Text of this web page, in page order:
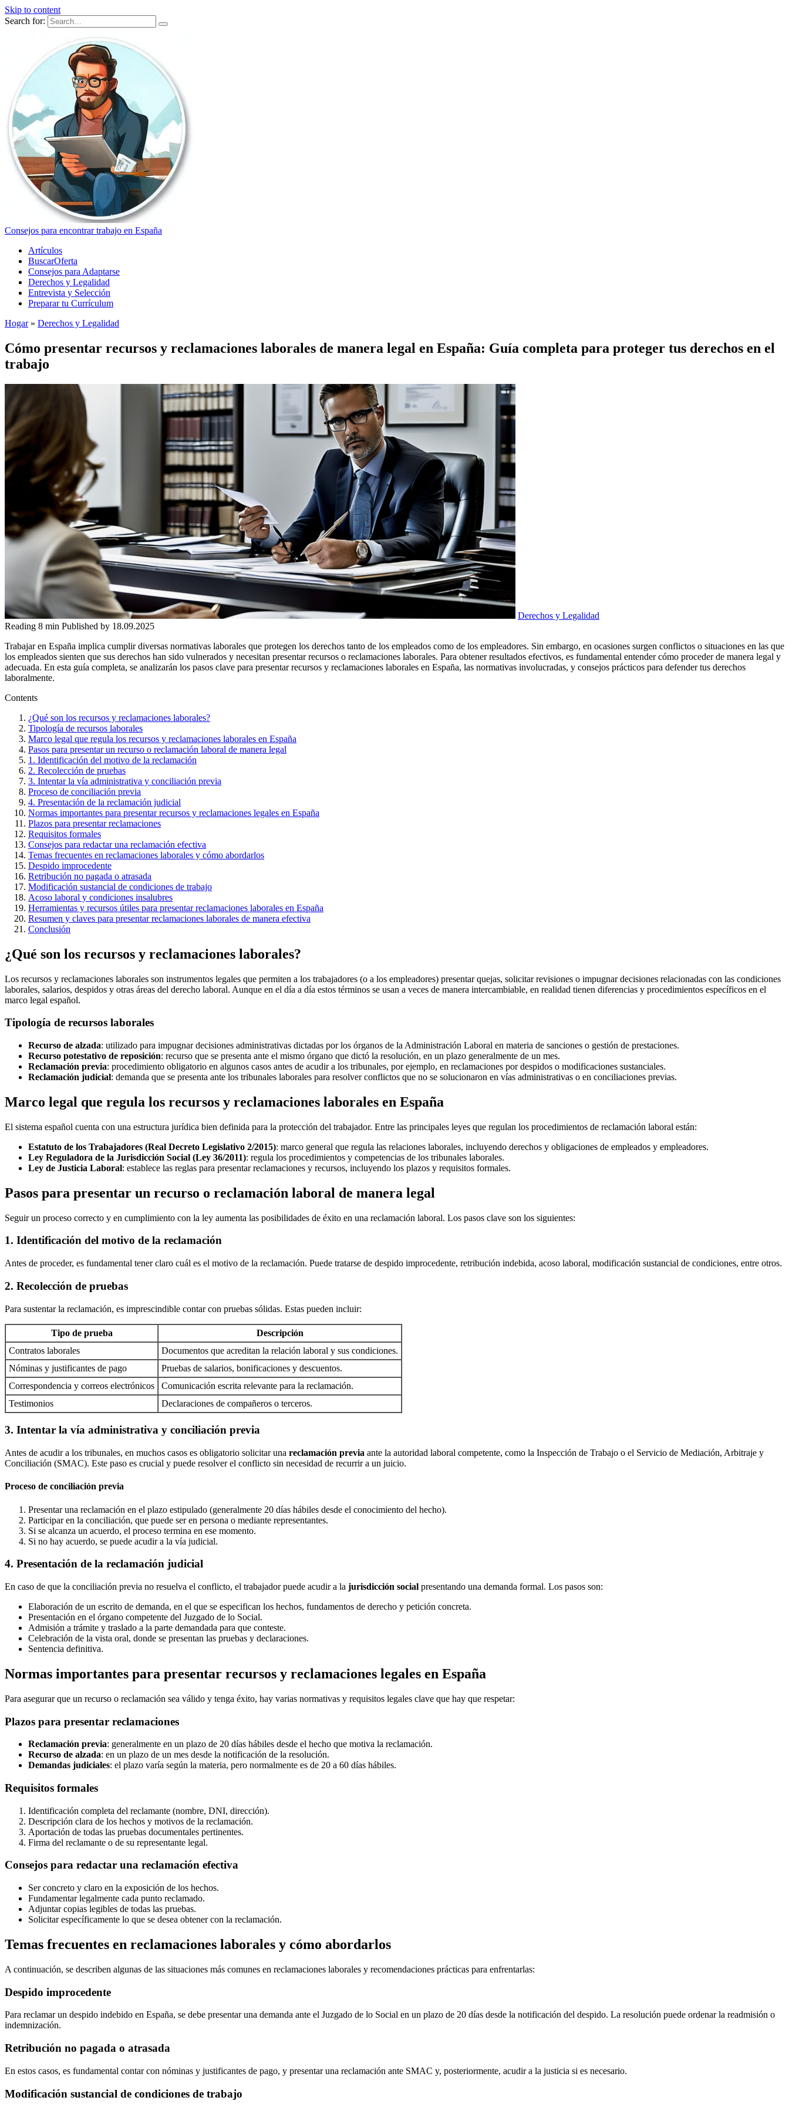
Skip to content
Search for:
Consejos para encontrar trabajo en España
Artículos
BuscarOferta
Consejos para Adaptarse
Derechos y Legalidad
Entrevista y Selección
Preparar tu Currículum
Hogar» Derechos y Legalidad
Cómo presentar recursos y reclamaciones laborales de manera legal en España: Guía completa para proteger tus derechos en el
trabajo
Derechos y Legalidad
Reading 8 min Published by 18.09.2025
Trabajar en España implica cumplir diversas normativas laborales que protegen los derechos tanto de los empleados como de los empleadores. Sin embargo, en ocasiones surgen conflictos o situaciones en las que
los empleados sienten que sus derechos han sido vulnerados y necesitan presentar recursos o reclamaciones laborales. Para obtener resultados efectivos, es fundamental entender cómo proceder de manera legal y
adecuada. En esta guía completa, se analizarán los pasos clave para presentar recursos y reclamaciones laborales en España, las normativas involucradas, y consejos prácticos para defender tus derechos
laboralmente.
Contents
¿Qué son los recursos y reclamaciones laborales?
Tipología de recursos laborales
Marco legal que regula los recursos y reclamaciones laborales en España
Pasos para presentar un recurso o reclamación laboral de manera legal
1. Identificación del motivo de la reclamación
2. Recolección de pruebas
3. Intentar la vía administrativa y conciliación previa
Proceso de conciliación previa
4. Presentación de la reclamación judicial
Normas importantes para presentar recursos y reclamaciones legales en España
Plazos para presentar reclamaciones
Requisitos formales
Consejos para redactar una reclamación efectiva
Temas frecuentes en reclamaciones laborales y cómo abordarlos
Despido improcedente
Retribución no pagada o atrasada
Modificación sustancial de condiciones de trabajo
Acoso laboral y condiciones insalubres
Herramientas y recursos útiles para presentar reclamaciones laborales en España
Resumen y claves para presentar reclamaciones laborales de manera efectiva
Conclusión
¿Qué son los recursos y reclamaciones laborales?
Los recursos y reclamaciones laborales son instrumentos legales que permiten a los trabajadores (o a los empleadores) presentar quejas, solicitar revisiones o impugnar decisiones relacionadas con las condiciones
laborales, salarios, despidos y otras áreas del derecho laboral. Aunque en el día a día estos términos se usan a veces de manera intercambiable, en realidad tienen diferencias y procedimientos específicos en el
marco legal español.
Tipología de recursos laborales
Recurso de alzada: utilizado para impugnar decisiones administrativas dictadas por los órganos de la Administración Laboral en materia de sanciones o gestión de prestaciones.
Recurso potestativo de reposición: recurso que se presenta ante el mismo órgano que dictó la resolución, en un plazo generalmente de un mes.
Reclamación previa: procedimiento obligatorio en algunos casos antes de acudir a los tribunales, por ejemplo, en reclamaciones por despidos o modificaciones sustanciales.
Reclamación judicial: demanda que se presenta ante los tribunales laborales para resolver conflictos que no se solucionaron en vías administrativas o en conciliaciones previas.
Marco legal que regula los recursos y reclamaciones laborales en España
El sistema español cuenta con una estructura jurídica bien definida para la protección del trabajador. Entre las principales leyes que regulan los procedimientos de reclamación laboral están:
Estatuto de los Trabajadores (Real Decreto Legislativo 2/2015): marco general que regula las relaciones laborales, incluyendo derechos y obligaciones de empleados y empleadores.
Ley Reguladora de la Jurisdicción Social (Ley 36/2011): regula los procedimientos y competencias de los tribunales laborales.
Ley de Justicia Laboral: establece las reglas para presentar reclamaciones y recursos, incluyendo los plazos y requisitos formales.
Pasos para presentar un recurso o reclamación laboral de manera legal
Seguir un proceso correcto y en cumplimiento con la ley aumenta las posibilidades de éxito en una reclamación laboral. Los pasos clave son los siguientes:
1. Identificación del motivo de la reclamación
Antes de proceder, es fundamental tener claro cuál es el motivo de la reclamación. Puede tratarse de despido improcedente, retribución indebida, acoso laboral, modificación sustancial de condiciones, entre otros.
2. Recolección de pruebas
Para sustentar la reclamación, es imprescindible contar con pruebas sólidas. Estas pueden incluir:
Tipo de prueba
Descripción
Contratos laborales
Documentos que acreditan la relación laboral y sus condiciones.
Nóminas y justificantes de pago
Pruebas de salarios, bonificaciones y descuentos.
Correspondencia y correos electrónicos
Comunicación escrita relevante para la reclamación.
Testimonios
Declaraciones de compañeros o terceros.
3. Intentar la vía administrativa y conciliación previa
Antes de acudir a los tribunales, en muchos casos es obligatorio solicitar una reclamación previa ante la autoridad laboral competente, como la Inspección de Trabajo o el Servicio de Mediación, Arbitraje y
Conciliación (SMAC). Este paso es crucial y puede resolver el conflicto sin necesidad de recurrir a un juicio.
Proceso de conciliación previa
Presentar una reclamación en el plazo estipulado (generalmente 20 días hábiles desde el conocimiento del hecho).
Participar en la conciliación, que puede ser en persona o mediante representantes.
Si se alcanza un acuerdo, el proceso termina en ese momento.
Si no hay acuerdo, se puede acudir a la vía judicial.
4. Presentación de la reclamación judicial
En caso de que la conciliación previa no resuelva el conflicto, el trabajador puede acudir a la jurisdicción social presentando una demanda formal. Los pasos son:
Elaboración de un escrito de demanda, en el que se especifican los hechos, fundamentos de derecho y petición concreta.
Presentación en el órgano competente del Juzgado de lo Social.
Admisión a trámite y traslado a la parte demandada para que conteste.
Celebración de la vista oral, donde se presentan las pruebas y declaraciones.
Sentencia definitiva.
Normas importantes para presentar recursos y reclamaciones legales en España
Para asegurar que un recurso o reclamación sea válido y tenga éxito, hay varias normativas y requisitos legales clave que hay que respetar:
Plazos para presentar reclamaciones
Reclamación previa: generalmente en un plazo de 20 días hábiles desde el hecho que motiva la reclamación.
Recurso de alzada: en un plazo de un mes desde la notificación de la resolución.
Demandas judiciales: el plazo varía según la materia, pero normalmente es de 20 a 60 días hábiles.
Requisitos formales
Identificación completa del reclamante (nombre, DNI, dirección).
Descripción clara de los hechos y motivos de la reclamación.
Aportación de todas las pruebas documentales pertinentes.
Firma del reclamante o de su representante legal.
Consejos para redactar una reclamación efectiva
Ser concreto y claro en la exposición de los hechos.
Fundamentar legalmente cada punto reclamado.
Adjuntar copias legibles de todas las pruebas.
Solicitar específicamente lo que se desea obtener con la reclamación.
Temas frecuentes en reclamaciones laborales y cómo abordarlos
A continuación, se describen algunas de las situaciones más comunes en reclamaciones laborales y recomendaciones prácticas para enfrentarlas:
Despido improcedente
Para reclamar un despido indebido en España, se debe presentar una demanda ante el Juzgado de lo Social en un plazo de 20 días desde la notificación del despido. La resolución puede ordenar la readmisión o
indemnización.
Retribución no pagada o atrasada
En estos casos, es fundamental contar con nóminas y justificantes de pago, y presentar una reclamación ante SMAC y, posteriormente, acudir a la justicia si es necesario.
Modificación sustancial de condiciones de trabajo